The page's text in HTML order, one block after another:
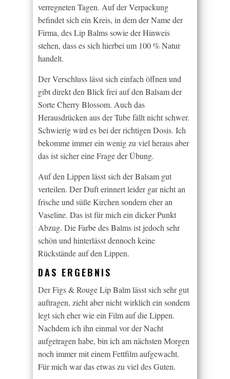
verregneten Tagen. Auf der Verpackung
befindet sich ein Kreis, in dem der Name der
Firma, des Lip Balms sowie der Hinweis
stehen, dass es sich hierbei um 100 % Natur
handelt.
Der Verschluss lässt sich einfach öffnen und
gibt direkt den Blick frei auf den Balsam der
Sorte Cherry Blossom. Auch das
Herausdrücken aus der Tube fällt nicht schwer.
Schwierig wird es bei der richtigen Dosis. Ich
bekomme immer ein wenig zu viel heraus aber
das ist sicher eine Frage der Übung.
Auf den Lippen lässt sich der Balsam gut
verteilen. Der Duft erinnert leider gar nicht an
frische und süße Kirchen sondern eher an
Vaseline. Das ist für mich ein dicker Punkt
Abzug. Die Farbe des Balms ist jedoch sehr
schön und hinterlässt dennoch keine
Rückstände auf den Lippen.
DAS ERGEBNIS
Der Figs & Rouge Lip Balm lässt sich sehr gut
auftragen, zieht aber nicht wirklich ein sondern
legt sich eher wie ein Film auf die Lippen.
Nachdem ich ihn einmal vor der Nacht
aufgetragen habe, bin ich am nächsten Morgen
noch immer mit einem Fettfilm aufgewacht.
Für mich war das etwas zu viel des Guten.